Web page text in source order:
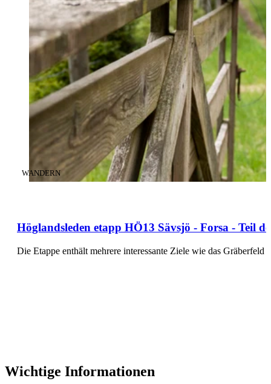
Höglandsleden etapp HÖ13 Sävsjö - Forsa - Teil
KATEGORIE :
WANDERN
Die Etappe enthält mehrere interessante Ziele wie das
Wichtige Informationen